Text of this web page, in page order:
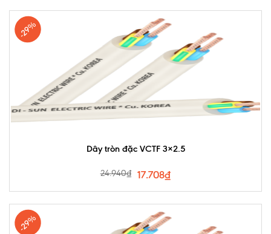
-29%
Dây tròn đặc VCTF 3×2.5
24.940₫ 17.708₫
-29%